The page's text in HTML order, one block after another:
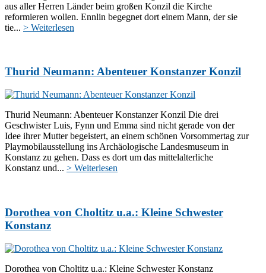
aus aller Herren Länder beim großen Konzil die Kirche
reformieren wollen. Ennlin begegnet dort einem Mann, der sie
tie... > Weiterlesen
Thurid Neumann: Abenteuer Konstanzer Konzil
Thurid Neumann: Abenteuer Konstanzer Konzil Die drei
Geschwister Luis, Fynn und Emma sind nicht gerade von der
Idee ihrer Mutter begeistert, an einem schönen Vorsommertag zur
Playmobilausstellung ins Archäologische Landesmuseum in
Konstanz zu gehen. Dass es dort um das mittelalterliche
Konstanz und... > Weiterlesen
Dorothea von Choltitz u.a.: Kleine Schwester
Konstanz
Dorothea von Choltitz u.a.: Kleine Schwester Konstanz